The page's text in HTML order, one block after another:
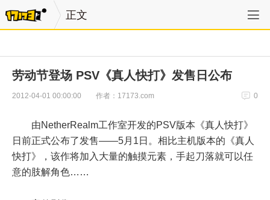
正文
劳动节登场 PSV《真人快打》发售日公布
2012-04-01 00:00:00 作者：17173.com 0
由NetherRealm工作室开发的PSV版本《真人快打》
日前正式公布了发售——5月1日。相比主机版本的《真人
快打》，该作将加入大量的触摸元素，手起刀落就可以任
意的肢解角色……